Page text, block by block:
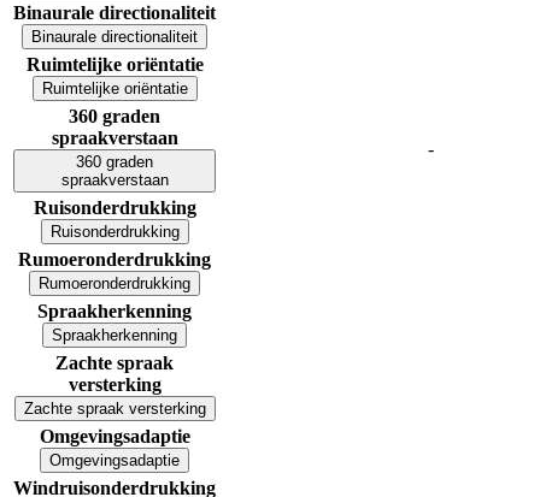
Binaurale directionaliteit
Binaurale directionaliteit
Ruimtelijke oriëntatie
Ruimtelijke oriëntatie
360 graden
spraakverstaan
360 graden
spraakverstaan
-
Ruisonderdrukking
Ruisonderdrukking
Rumoeronderdrukking
Rumoeronderdrukking
Spraakherkenning
Spraakherkenning
Zachte spraak
versterking
Zachte spraak versterking
Omgevingsadaptie
Omgevingsadaptie
Windruisonderdrukking